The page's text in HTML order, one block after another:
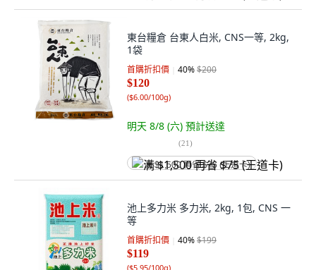
東台糧倉 台東人白米, CNS一等, 2kg,
1袋
首購折扣價 40%$200
$120
($6.00/100g)
明天 8/8 (六) 預計送達
(21)
满 $1,500 再省 $75 (王道卡)
池上多力米 多力米, 2kg, 1包, CNS 一
等
首購折扣價 40%$199
$119
($5.95/100g)